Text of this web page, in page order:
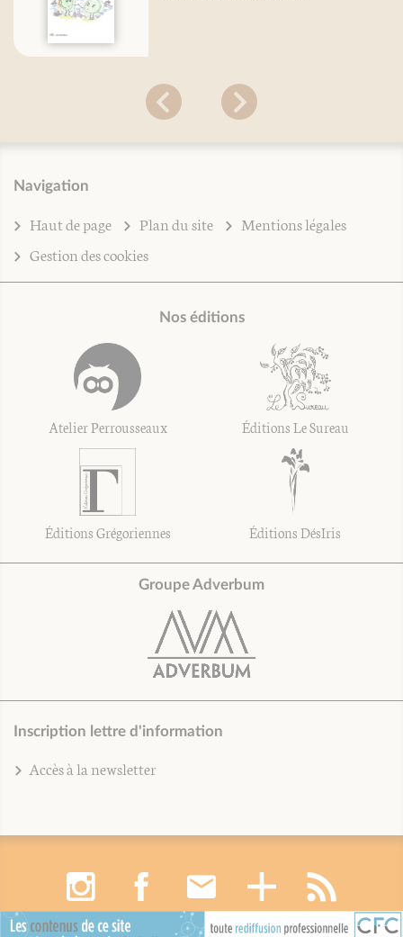
Navigation
Haut de page Plan du site
Mentions légales
Gestion des cookies
Nos éditions
Atelier Perrousseaux Éditions Le Sureau
Éditions Grégoriennes Éditions DésIris
Groupe Adverbum
Inscription lettre d'information
Accès à la newsletter